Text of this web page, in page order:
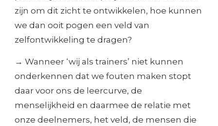
zijn om dit zicht te ontwikkelen, hoe kunnen
we dan ooit pogen een veld van
zelfontwikkeling te dragen?
→ Wanneer ‘wij als trainers’ niet kunnen
onderkennen dat we fouten maken stopt
daar voor ons de leercurve, de
menselijkheid en daarmee de relatie met
onze deelnemers, het veld, de mensen die